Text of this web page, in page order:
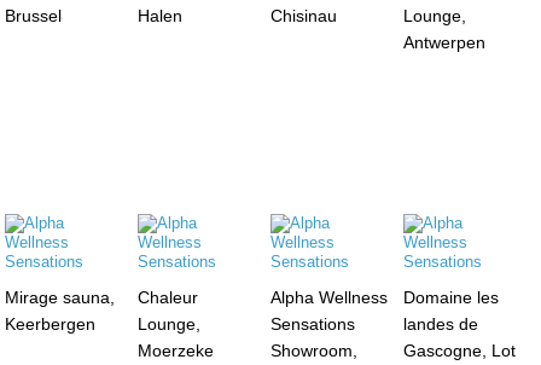
Brussel
Halen
Chisinau
Lounge,
Antwerpen
Mirage sauna,
Keerbergen
Chaleur
Lounge,
Moerzeke
Alpha Wellness
Sensations
Showroom,
Domaine les
landes de
Gascogne, Lot